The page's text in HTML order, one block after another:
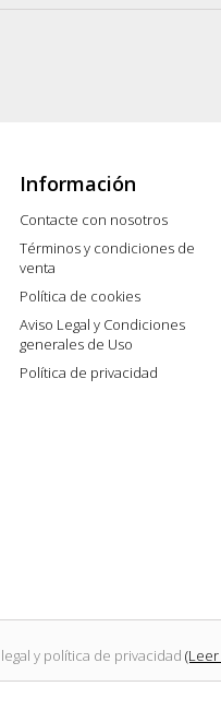
Información
Contacte con nosotros
Términos y condiciones de
venta
Política de cookies
Aviso Legal y Condiciones
generales de Uso
Política de privacidad
y política de privacidad